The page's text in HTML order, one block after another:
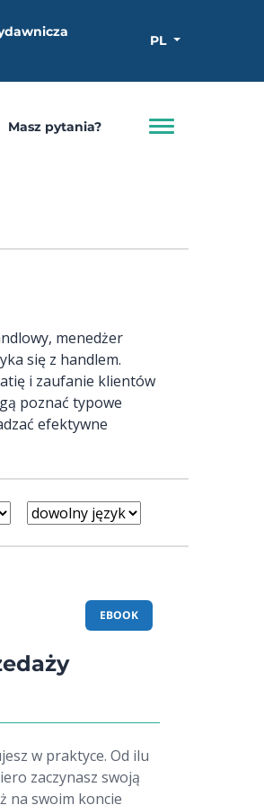
PL
Masz pytania?
menedżer
się z handlem.
i zaufanie klientów
poznać typowe
efektywne
EBOOK
praktyce. Od ilu
zaczynasz swoją
na swoim koncie